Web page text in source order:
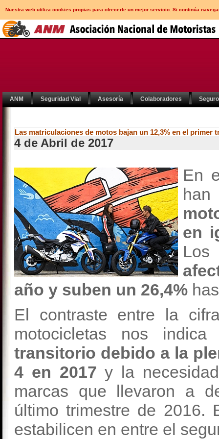
Nuestra web utiliza cookies propias para ofrecerle un mejor servicio. Si continúa
ANM Seguridad Vial Asesoría Colaboradores
Las matriculaciones de motos bajan un 12,3% en el primer
4 de Abril de 2017
En
en
año y suben un 26,4%
El contraste entre la
motocicletas nos
transitorio debido a la
4 en 2017 y la
marcas que llevaron a
último trimestre de 2016.
estabilicen en entre el